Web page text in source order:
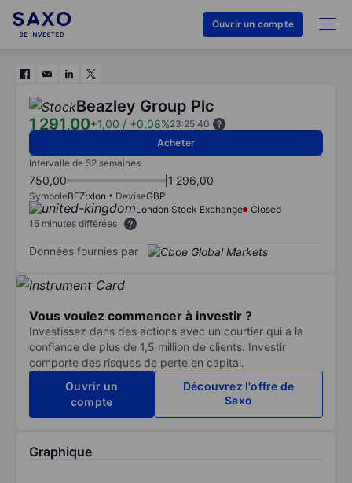
Ouvrir un compte
Beazley Group Plc
1 291,00+1,00 / +0,08%23:25:40
Acheter
Intervalle de 52 semaines
750,00 1 296,00
SymboleBEZ:xlon DeviseGBP
London Stock Exchange
Closed
15 minutes différées
Données fournies par
Vous voulez commencer à investir ?
Investissez dans des actions avec un courtier qui a la
confiance de plus de 1,5 million de clients. Investir
comporte des risques de perte en capital.
Ouvrir un
compte
Découvrez l'offre de
Saxo
Graphique